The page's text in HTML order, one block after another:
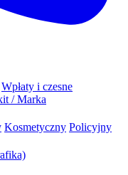
Wpłaty i czesne
/ Marka
Kosmetyczny Policyjny